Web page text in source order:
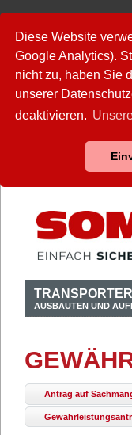
Diese Website
Google Analytics).
nicht zu, haben Sie
unserer
deaktivieren.
TRANSPORTER
AUSBAUTEN UND
Antrag auf